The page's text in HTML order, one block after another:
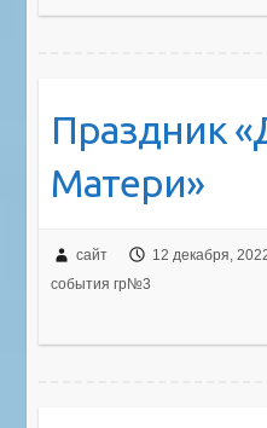
Праздник
Матери»
сайт 12 декабря,
события гр№3